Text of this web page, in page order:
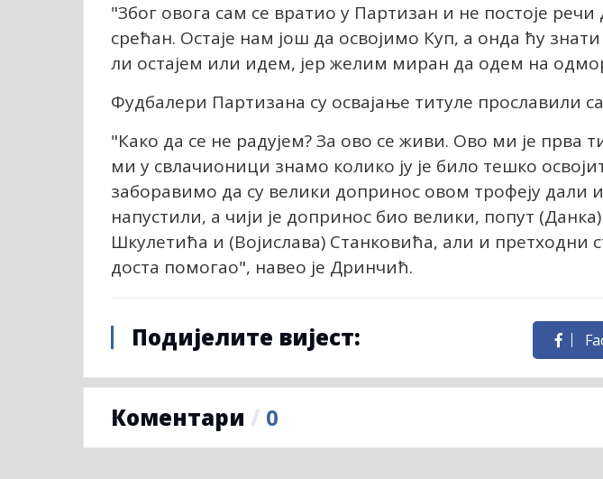
"Због овога сам се вратио у Партизан и не постоје
срећан. Остаје нам још да освојимо Куп, а онда ћу
ли остајем или идем, јер желим миран да одем на
Фудбалери Партизана су освајање титуле прославили
"Како да се не радујем? За ово се живи. Ово ми је прва
ми у свлачионици знамо колико ју је било тешко
заборавимо да су велики допринос овом трофеју дали
напустили, а чији је допринос био велики, попут
Шкулетића и (Војислава) Станковића, али и претходни
доста помогао", навео је Дринчић.
Подијелите вијест:
Коментари / 0